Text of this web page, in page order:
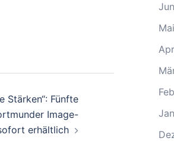
Stärken“: Fünfte
Image-
erhältlich